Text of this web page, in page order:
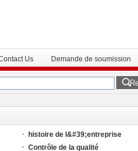
Us Demande de soumission
histoire de l&#39;entreprise
Contrôle de la qualité